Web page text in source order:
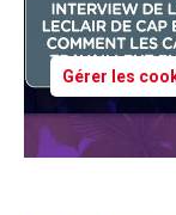
Gérer les